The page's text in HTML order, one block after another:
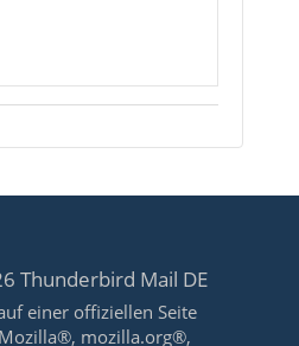
Thunderbird Mail DE
einer offiziellen Seite
mozilla.org®,